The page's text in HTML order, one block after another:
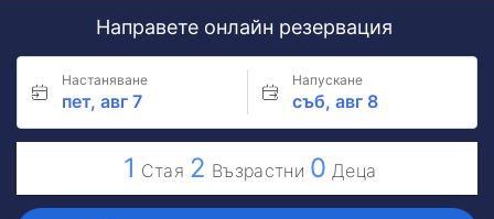
Направете онлайн резервация
Настаняване
пет, авг 7
Напускане
съб, авг 8
1 Стая 2 Възрастни 0 Деца